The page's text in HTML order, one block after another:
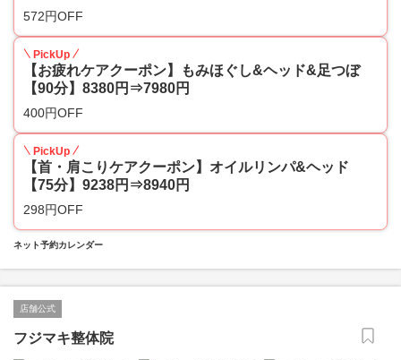
572円OFF
PickUp
【お疲れケアクーポン】もみほぐし&ヘッド&足つぼ
【90分】8380円⇒7980円
400円OFF
PickUp
【首・肩こりケアクーポン】オイルリンパ&ヘッド
【75分】9238円⇒8940円
298円OFF
ネット予約カレンダー
店舗公式
フジマキ整体院